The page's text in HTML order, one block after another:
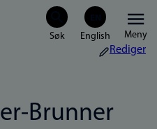
Meny
Rediger
Brunner